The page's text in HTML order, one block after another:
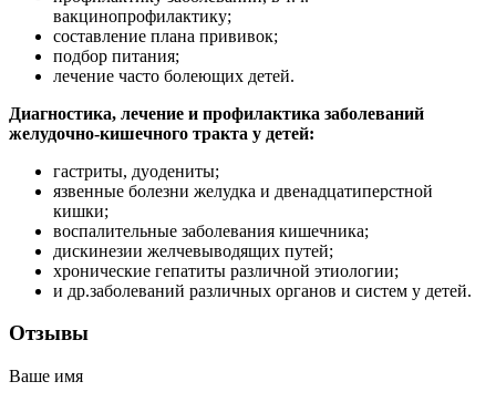
вакцинопрофилактику;
составление плана прививок;
подбор питания;
лечение часто болеющих детей.
Диагностика, лечение и профилактика заболеваний
желудочно-кишечного тракта у детей:
гастриты, дуодениты;
язвенные болезни желудка и двенадцатиперстной
кишки;
воспалительные заболевания кишечника;
дискинезии желчевыводящих путей;
хронические гепатиты различной этиологии;
и др.заболеваний различных органов и систем у детей.
Отзывы
Ваше имя